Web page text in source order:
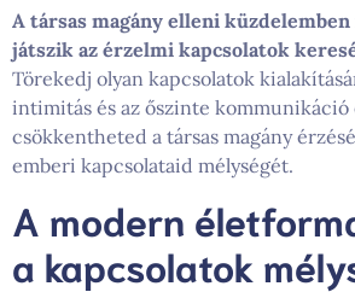
A társas magány elleni
játszik az érzelmi kapcsolatok
Törekedj olyan kapcsolatok
intimitás és az őszinte
csökkentheted a társas magány
emberi kapcsolataid mélységét.
A modern
a kapcsolatok